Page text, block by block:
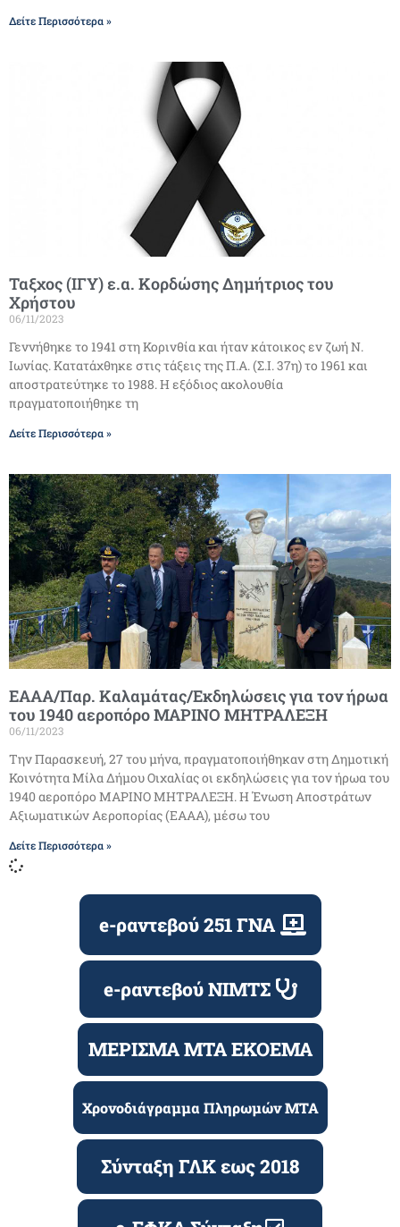
Δείτε Περισσότερα »
Ταξχος (ΙΓΥ) ε.α. Κορδώσης Δημήτριος του
Χρήστου
06/11/2023
Γεννήθηκε το 1941 στη Κορινθία και ήταν κάτοικος εν ζωή Ν.
Ιωνίας. Κατατάχθηκε στις τάξεις της Π.Α. (Σ.Ι. 37η) το 1961 και
αποστρατεύτηκε το 1988. Η εξόδιος ακολουθία
πραγματοποιήθηκε τη
Δείτε Περισσότερα »
ΕΑΑΑ/Παρ. Καλαμάτας/Eκδηλώσεις για τον ήρωα
του 1940 αεροπόρο ΜΑΡΙΝΟ ΜΗΤΡΑΛΕΞΗ
06/11/2023
Την Παρασκευή, 27 του μήνα, πραγματοποιήθηκαν στη Δημοτική
Κοινότητα Μίλα Δήμου Οιχαλίας οι εκδηλώσεις για τον ήρωα του
1940 αεροπόρο ΜΑΡΙΝΟ ΜΗΤΡΑΛΕΞΗ. Η Ένωση Αποστράτων
Αξιωματικών Αεροπορίας (ΕΑΑΑ), μέσω του
Δείτε Περισσότερα »
e-ραντεβού 251 ΓΝΑ
e-ραντεβού ΝΙΜΤΣ
ΜΕΡΙΣΜΑ ΜΤΑ ΕΚΟΕΜΑ
Χρονοδιάγραμμα Πληρωμών ΜΤΑ
Σύνταξη ΓΛΚ εως 2018